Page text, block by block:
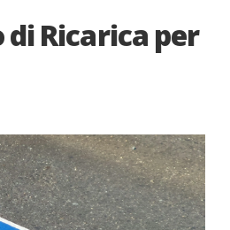
Ricarica per